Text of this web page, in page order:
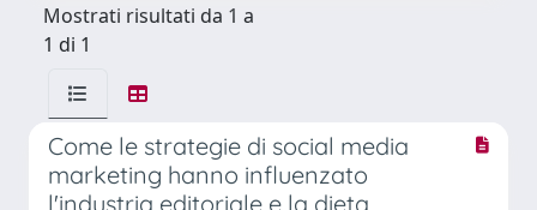
Mostrati risultati da 1 a
1 di 1
Come le strategie di social media
marketing hanno influenzato
l'industria editoriale e la dieta